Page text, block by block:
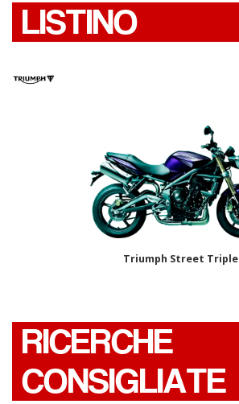
LISTINO
Triumph Street Triple
RICERCHE
CONSIGLIATE